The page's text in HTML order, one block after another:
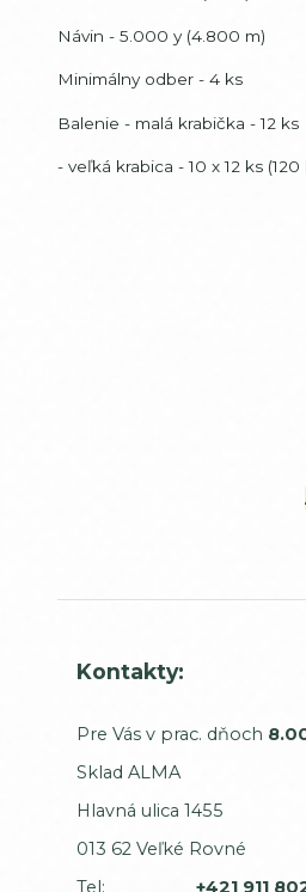
Návin - 5.000 y (4.800 m)
Minimálny odber - 4 ks
Balenie - malá krabička - 12 ks
- veľká krabica - 10 x 12 ks (120
Kontakty:
Pre Vás v prac. dňoch
Sklad ALMA
Hlavná ulica 1455
013 62 Veľké Rovné
Tel:
+421 911